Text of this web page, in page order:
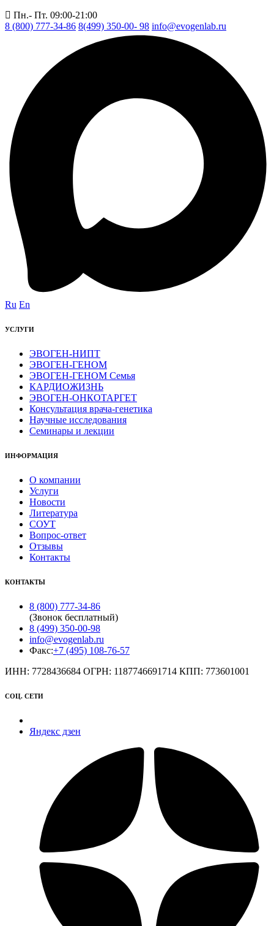
Пн.- Пт. 09:00-21:00
8 (800) 777-34-86 8(499) 350-00- 98 info@evogenlab.ru
Ru En
УСЛУГИ
ЭВОГЕН-НИПТ
ЭВОГЕН-ГЕНОМ
ЭВОГЕН-ГЕНОМ Семья
КАРДИОЖИЗНЬ
ЭВОГЕН-ОНКОТАРГЕТ
Консультация врача-генетика
Научные исследования
Семинары и лекции
ИНФОРМАЦИЯ
О компании
Услуги
Новости
Литература
СОУТ
Вопрос-ответ
Отзывы
Контакты
КОНТАКТЫ
8 (800) 777-34-86
(Звонок бесплатный)
8 (499) 350-00-98
info@evogenlab.ru
Факс:+7 (495) 108-76-57
ИНН: 7728436684 ОГРН: 1187746691714 КПП: 773601001
СОЦ. СЕТИ
Яндекс дзен